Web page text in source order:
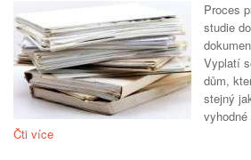
Proces
studie
Vyplatí
dům,
stejný
Čti více